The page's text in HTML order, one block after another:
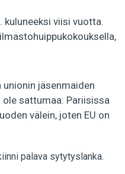
viisi vuotta.
jäsenmaiden
sattumaa: Pariisissa
välein, joten EU on